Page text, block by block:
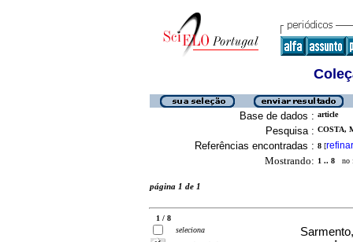
Base de dados : article
Pesquisa : COSTA,
Referências encontradas : 8 [refinar
Mostrando: 1 .. 8 no
página 1 de 1
1 / 8
seleciona